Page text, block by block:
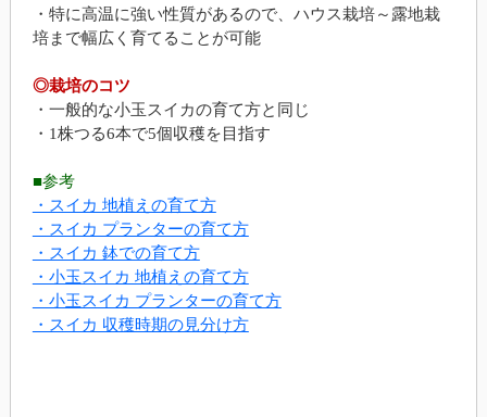
・特に高温に強い性質があるので、ハウス栽培～露地栽
培まで幅広く育てることが可能
◎栽培のコツ
・一般的な小玉スイカの育て方と同じ
・1株つる6本で5個収穫を目指す
■参考
・スイカ 地植えの育て方
・スイカ プランターの育て方
・スイカ 鉢での育て方
・小玉スイカ 地植えの育て方
・小玉スイカ プランターの育て方
・スイカ 収穫時期の見分け方